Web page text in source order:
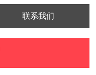
联系我们